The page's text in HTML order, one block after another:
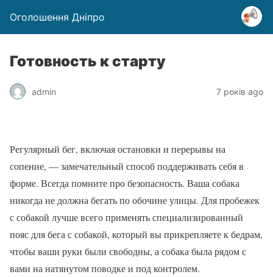
Оголошення Дніпро
Готовность к старту
admin 7 років ago
Регулярный бег, включая остановки и перерывы на
сопение, — замечательный способ поддерживать себя в
форме. Всегда помните про безопасность. Ваша собака
никогда не должна бегать по обочине улицы. Для пробежек
с собакой лучше всего применять специализированный
пояс для бега с собакой, который вы прикрепляете к бедрам,
чтобы ваши руки были свободны, а собака была рядом с
вами на натянутом поводке и под контролем.